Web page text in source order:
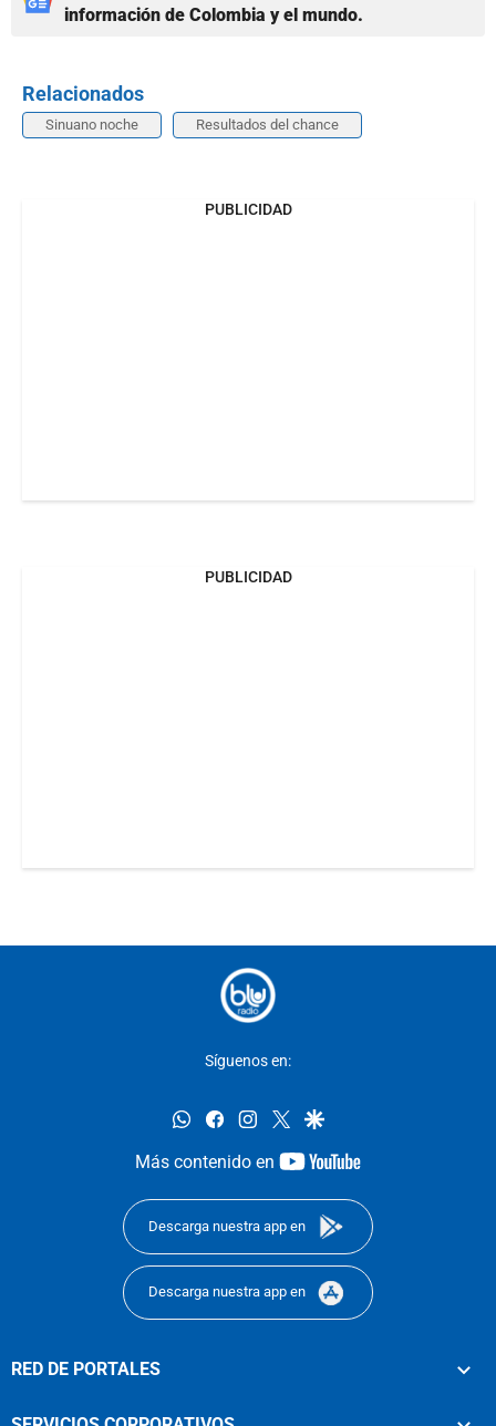
información de Colombia y el mundo.
Relacionados
Sinuano noche Resultados del chance
PUBLICIDAD
PUBLICIDAD
Síguenos en:
whatsappfacebookinstagram
twittergoogle
Más contenido en
youtube-
Descarga nuestra app en
Descarga nuestra app en
RED DE PORTALES